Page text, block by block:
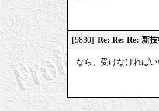
[9830] Re: Re: Re: 新
なら、受けなければ